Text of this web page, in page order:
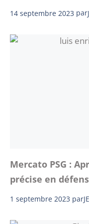
14 septembre 2023 par
Mercato PSG :
précise en
1 septembre 2023 par